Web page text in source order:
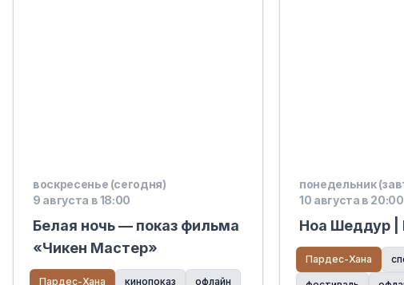
воскресенье (сегодня)
9 августа в 18:00
Белая ночь — показ фильма
«Чикен Мастер»
Пардес-Хана кинопоказ офлайн
понедельник
10 августа в 20:00
Ноа Шеддур |
Пардес-Хана